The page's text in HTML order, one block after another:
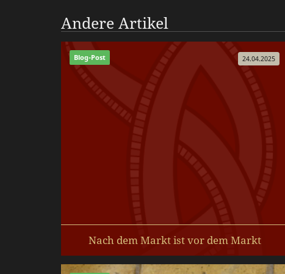
Andere Artikel
Blog-Post 24.04.2025
Nach dem Markt ist vor dem Markt
Nach einem schönen, aber verregneten Haithabu
freuen wir uns auf den Ribe-Markt.